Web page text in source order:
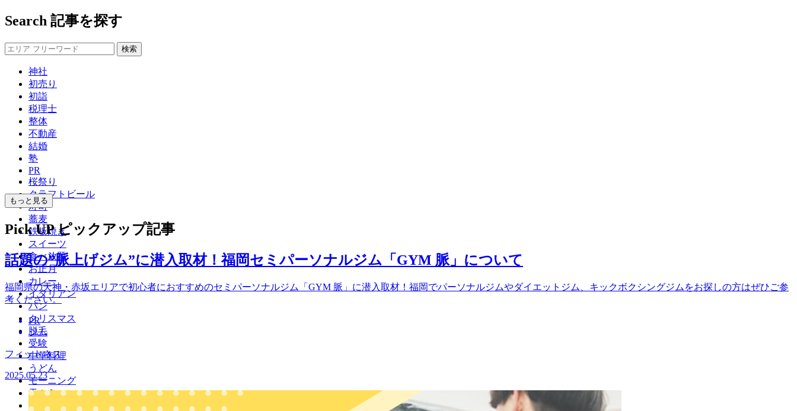
Search 記事を探す
神社
初売り
初詣
税理士
整体
不動産
結婚
塾
PR
桜祭り
クラフトビール
寿司
蕎麦
鉄板焼き
スイーツ
食べ放題
お正月
カレー
イタリアン
パン
クリスマス
脱毛
受験
中華料理
うどん
モーニング
天ぷら
コンサルティング
もっと見る
Pick UP ピックアップ記事
話題の”脈上げジム”に潜入取材！福岡セミパーソナルジム「GYM 脈」について
福岡県の天神・赤坂エリアで初心者におすすめのセミパーソナルジム「GYM 脈」に潜入取材！福岡でパーソナルジムやダイエットジム、キックボクシングジムをお探しの方はぜひご参
考ください。
PR
ジム
フィットネス
2025.05.23